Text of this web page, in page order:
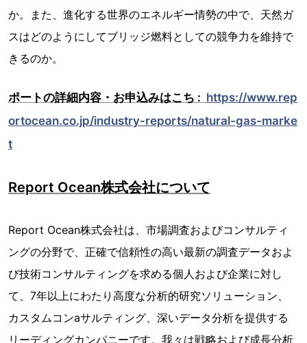
か。また、進化する世界のエネルギー情勢の中で、天然ガ
スはどのようにしてブリッジ燃料としての競争力を維持で
きるのか。
ポートの詳細内容・お申込みはこち : https://www.rep
ortocean.co.jp/industry-reports/natural-gas-marke
t
Report Ocean株式会社について
Report Ocean株式会社は、市場調査およびコンサルティ
ングの分野で、正確で信頼性の高い最新の調査データおよ
び技術コンサルティングを求める個人および企業に対し
て、7年以上にわたり高度な分析的研究ソリューション、
カスタムコンaサルティング、深いデータ分析を提供する
リーディングカンパニーです。我々は戦略および成長分析